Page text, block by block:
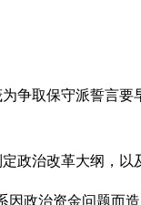
争取保守派誓言
政治改革大纲，
政治资金问题而